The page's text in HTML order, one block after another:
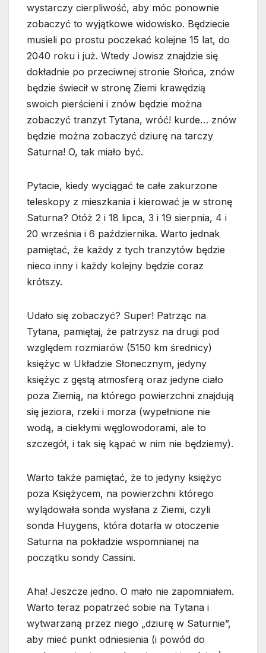
wystarczy cierpliwość, aby móc ponownie
zobaczyć to wyjątkowe widowisko. Będziecie
musieli po prostu poczekać kolejne 15 lat, do
2040 roku i już. Wtedy Jowisz znajdzie się
dokładnie po przeciwnej stronie Słońca, znów
będzie świecił w stronę Ziemi krawędzią
swoich pierścieni i znów będzie można
zobaczyć tranzyt Tytana, wróć! kurde… znów
będzie można zobaczyć dziurę na tarczy
Saturna! O, tak miało być.
Pytacie, kiedy wyciągać te całe zakurzone
teleskopy z mieszkania i kierować je w stronę
Saturna? Otóż 2 i 18 lipca, 3 i 19 sierpnia, 4 i
20 września i 6 października. Warto jednak
pamiętać, że każdy z tych tranzytów będzie
nieco inny i każdy kolejny będzie coraz
krótszy.
Udało się zobaczyć? Super! Patrząc na
Tytana, pamiętaj, że patrzysz na drugi pod
względem rozmiarów (5150 km średnicy)
księżyc w Układzie Słonecznym, jedyny
księżyc z gęstą atmosferą oraz jedyne ciało
poza Ziemią, na którego powierzchni znajdują
się jeziora, rzeki i morza (wypełnione nie
wodą, a ciekłymi węglowodorami, ale to
szczegół, i tak się kąpać w nim nie będziemy).
Warto także pamiętać, że to jedyny księżyc
poza Księżycem, na powierzchni którego
wylądowała sonda wysłana z Ziemi, czyli
sonda Huygens, która dotarła w otoczenie
Saturna na pokładzie wspomnianej na
początku sondy Cassini.
Aha! Jeszcze jedno. O mało nie zapomniałem.
Warto teraz popatrzeć sobie na Tytana i
wytwarzaną przez niego „dziurę w Saturnie”,
aby mieć punkt odniesienia (i powód do